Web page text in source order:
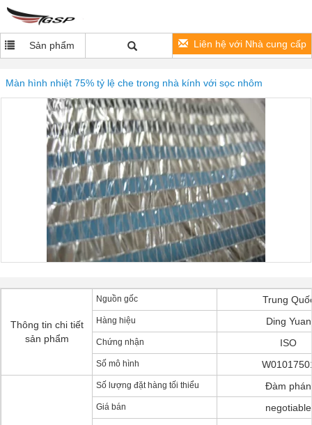
Sản phẩm Liên hệ với Nhà cung cấp
Màn hình nhiệt 75% tỷ lệ che trong nhà kính với sọc nhôm
Thông tin chi tiết
sản phẩm
Nguồn gốc Trung
Hàng hiệu Ding Yuan
Chứng nhận ISO
Số mô hình
Số lượng đặt hàng tối thiểu Đàm phán
Giá bán negotiable